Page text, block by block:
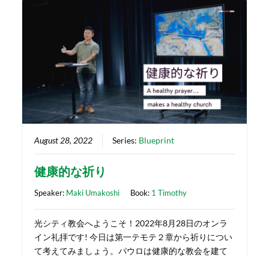
August 28, 2022 Series: Blueprint
健康的な祈り
Speaker: Maki Umakoshi Book: 1 Timothy
光シティ教会へようこそ！2022年8月28日のオンラ
イン礼拝です! 今日は第一テモテ２章から祈りについ
て考えてみましょう。パウロは健康的な教会を建て